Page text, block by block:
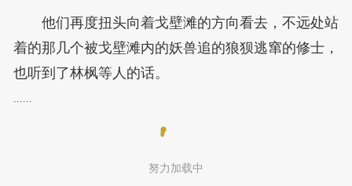
他们再度扭头向着戈壁滩的方向看去，不远处站
着的那几个被戈壁滩内的妖兽追的狼狈逃窜的修士，
也听到了林枫等人的话。
......
努力加载中